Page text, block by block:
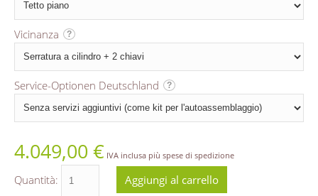
Vicinanza ?
Service-Optionen Deutschland ?
4.049,00 € IVA inclusa più spese di spedizione
Quantità: